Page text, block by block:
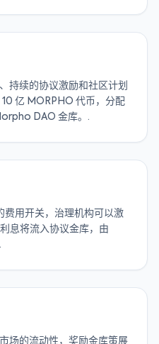
持续的协议激励和社区计划
亿 MORPHO 代币，分配
DAO 金库。.
用开关，治理机构可以激
息将流入协议金库，由
场的流动性，奖励金库策展